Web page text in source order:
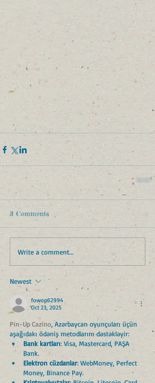
3 Comments
Write a comment...
Newest
fowop62994
Oct 23, 2025
Pin-Up Cazino, Azərbaycan oyunçuları üçün
aşağıdakı ödəniş metodlarını dəstəkləyir:
Bank kartları: Visa, Mastercard, PAŞA
Bank.
Elektron cüzdanlar: WebMoney, Perfect
Money, Binance Pay.